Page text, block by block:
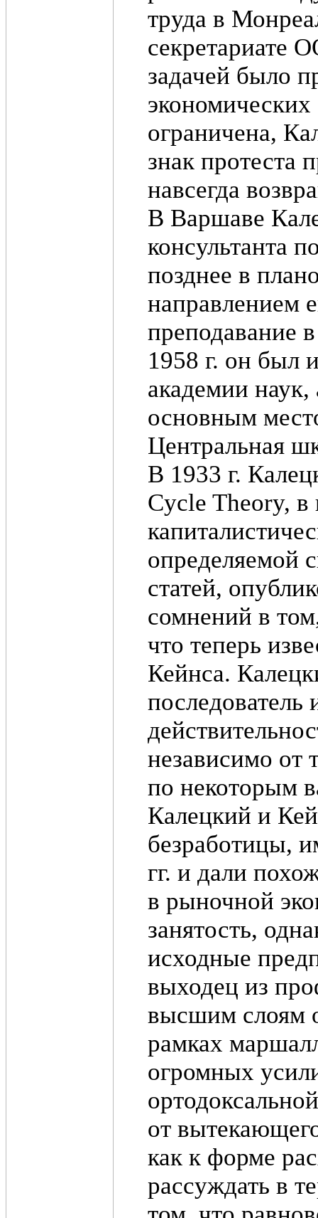
труда в
секретариате
задачей было
экономических
ограничена,
знак протеста
навсегда
В Варшаве
консультанта
позднее в
направлением
преподавание
1958 г. он был
академии
основным
Центральная
В 1933 г.
Cycle Theory, в
определяемой
статей,
сомнений в
что теперь
Кейнса.
последователь
независимо от
по некоторым
Калецкий и
безработицы,
гг. и дали
в рыночной
занятость,
исходные
выходец из
высшим слоям
рамках
огромных
от
как к форме
рассуждать в